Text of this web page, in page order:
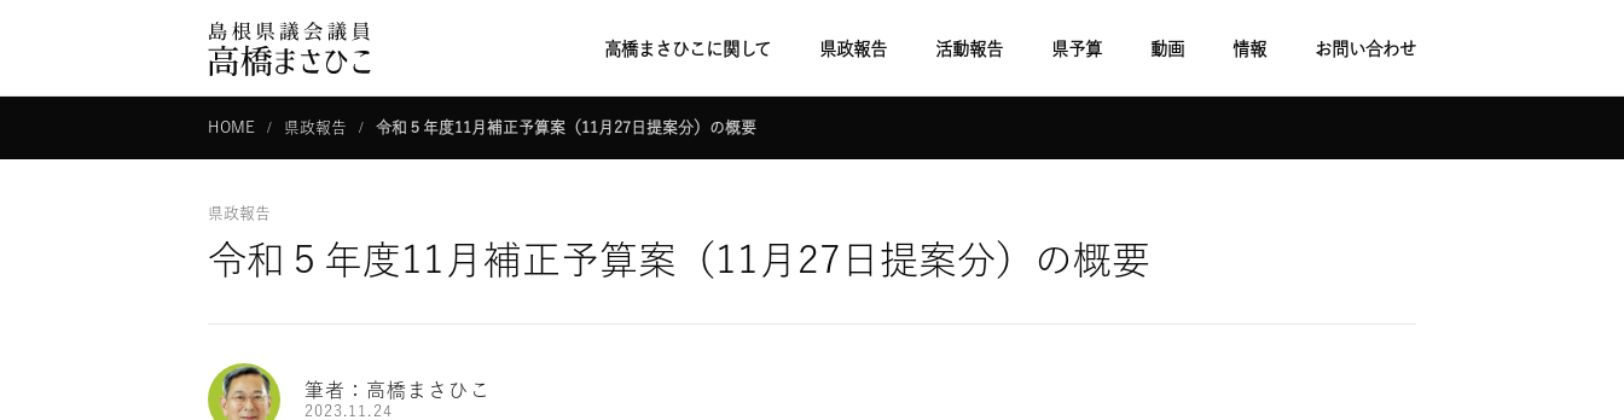
高橋まさひこに関して 県政報告 活動報告 県予算 動画 情報 お問い合わせ
HOME 県政報告 令和５年度11月補正予算案（11月27日提案分）の概要
県政報告
令和５年度11月補正予算案（11月27日提案分）の概要
筆者：高橋まさひこ
2023.11.24